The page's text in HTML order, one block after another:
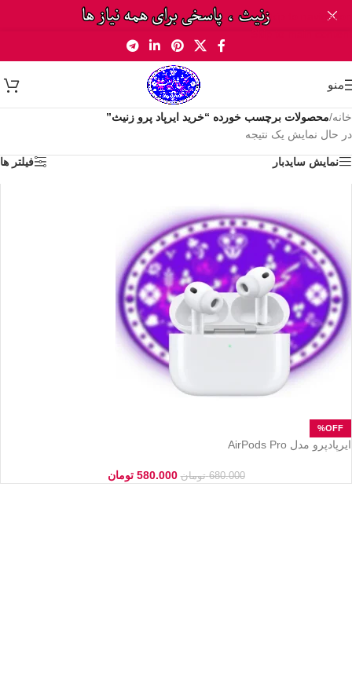
Skip to navigation
منو
خانه/محصولات برچسب خورده “خرید ایرپاد پرو زنیث”
در حال نمایش یک نتیجه
نمایش سایدبار فیلتر ها
ایرپادپرو مدل AirPods Pro
680.000 تومان 580.000 تومان